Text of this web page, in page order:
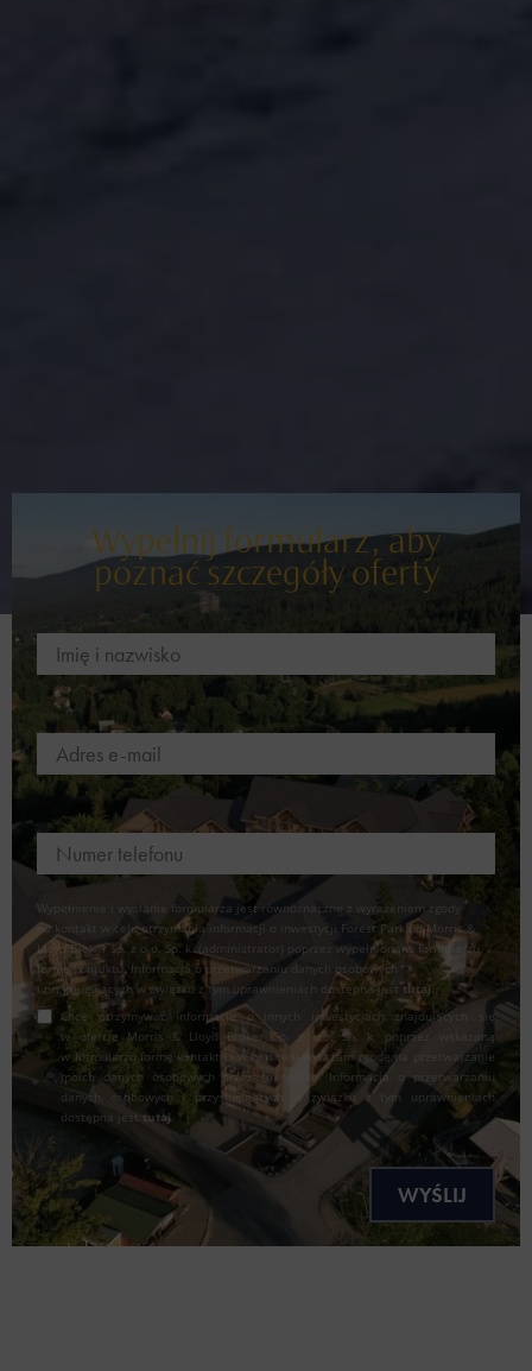
Wypełnij formularz, aby
poznać szczegóły oferty
Wypełnienie i wysłanie formularza jest równoznaczne z wyrażeniem zgody
na kontakt w celu otrzymania informacji o inwestycji Forest Park od Morris &
Lloyd Broker Sp. z o.o. Sp. k. (administrator) poprzez wypełnioną w formularzu
formę kontaktu. Informacja o przetwarzaniu danych osobowych
i przysługujących w związku z tym uprawnieniach dostępna jesttutaj.
Chcę otrzymywać informacje o innych inwestycjach znajdujących się
w ofercie Morris & Lloyd Broker Sp. z o.o. Sp. k. poprzez wskazaną
w formularzu formę kontaktu i w tym celu wyrażam zgodę na przetwarzanie
moich danych osobowych przez tę spółkę. Informacja o przetwarzaniu
danych osobowych i przysługujących w związku z tym uprawnieniach
dostępna jesttutaj.